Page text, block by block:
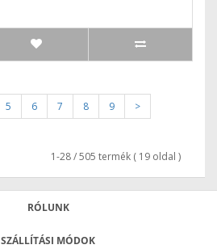
5 6 7 8 9
>
1-28 / 505 termék ( 19 oldal )
RÓLUNK
SZÁLLÍTÁSI MÓDOK